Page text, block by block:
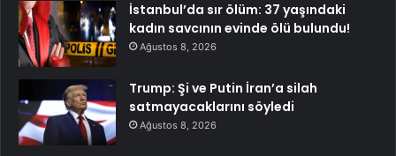
İstanbul’da sır ölüm: 37 yaşındaki
kadın savcının evinde ölü bulundu!
Ağustos 8, 2026
Trump: Şi ve Putin İran’a silah
satmayacaklarını söyledi
Ağustos 8, 2026